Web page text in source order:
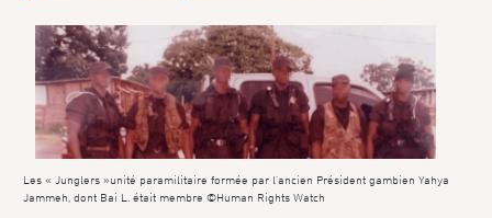
Les « Junglers »unité paramilitaire formée par l’ancien Président gambien Yahya
Jammeh, dont Bai L. était membre ©Human Rights Watch